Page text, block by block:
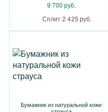
9 700 руб.
Сплит 2 425 руб.
Бумажник из натуральной кожи